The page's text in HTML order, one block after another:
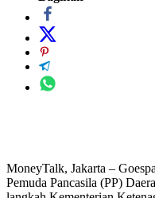
MoneyTalk, Jakarta –
Pemuda Pancasila (PP)